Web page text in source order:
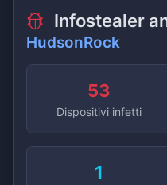
Infostealer
HudsonRock
53
Dispositivi infetti
1